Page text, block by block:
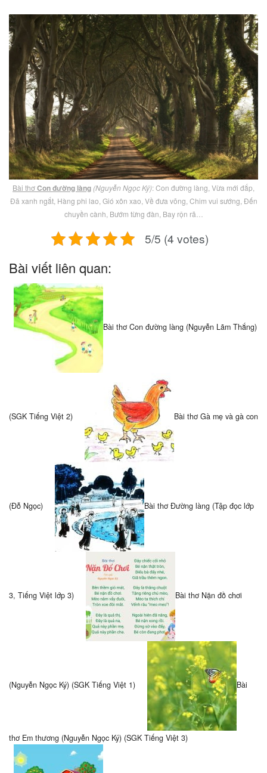
Bài thơCon đường làng (Nguyễn Ngọc Ký): Con đường làng, Vừa mới đắp,
Đã xanh ngắt, Hàng phi lao, Gió xôn xao, Về đưa võng, Chim vui sướng, Đến
chuyền cành, Bướm từng đàn, Bay rộn rã…
5/5 (4 votes)
Bài viết liên quan:
Bài thơ Con đường làng (Nguyễn Lãm Thắng)
(SGK Tiếng Việt 2) Bài thơ Gà mẹ và gà con
(Đỗ Ngọc) Bài thơ Đường làng (Tập đọc lớp
3, Tiếng Việt lớp 3) Bài thơ Nặn đồ chơi
(Nguyễn Ngọc Ký) (SGK Tiếng Việt 1) Bài
thơ Em thương (Nguyễn Ngọc Ký) (SGK Tiếng Việt 3)